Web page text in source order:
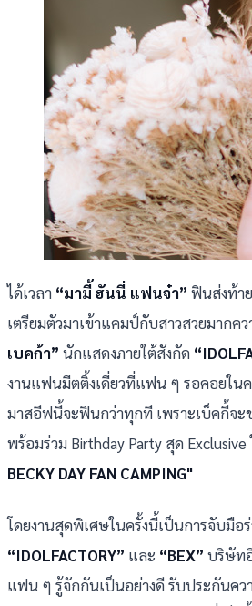
ได้เวลา “มามี้ ฮันนี่ แฟนจ๋า” ฟินส่งท้า
เตรียมตัวมาเข้าแคมป์กับสาวสวยมากคว
เบคก้า” นักแสดงภายใต้สังกัด
งานแฟนมีตติ้งเดี่ยวที่แฟน ๆ รอคอยใน
มาสอีฟนี้จะฟินกว่าทุกที เพราะเบ็คกี้จ
พร้อมร่วม Birthday Party สุด Exclusive
BECKY DAY FAN CAMPING"
โดยงานสุดพิเศษในครั้งนี้เป็นการจับมือ
“IDOLFACTORY” และ “BEX” บริษัท
แฟน ๆ รู้จักกันเป็นอย่างดี รับประกันคว